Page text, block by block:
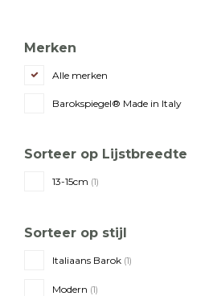
Merken
Alle merken
Barokspiegel® Made in Italy
Sorteer op Lijstbreedte
13-15cm (1)
Sorteer op stijl
Italiaans Barok (1)
Modern (1)